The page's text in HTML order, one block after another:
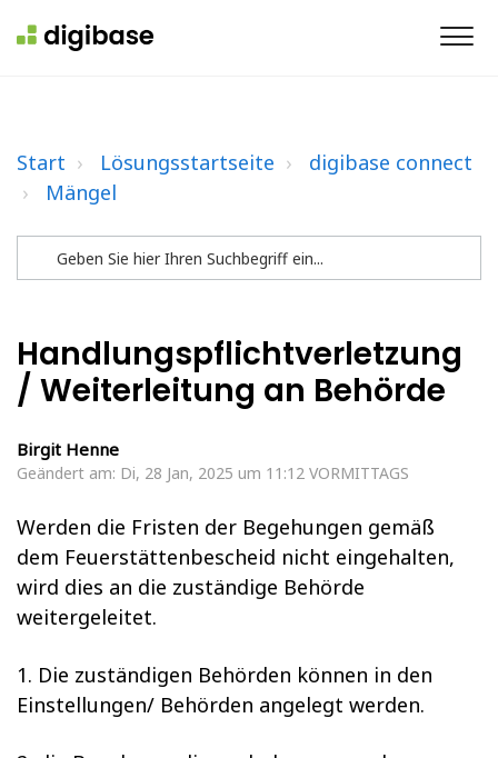
Start Lösungsstartseite
digibase connect
Mängel
Handlungspflichtverletzung
/ Weiterleitung an Behörde
Birgit Henne
Geändert am: Di, 28 Jan, 2025 um 11:12 VORMITTAGS
Werden die Fristen der Begehungen gemäß
dem Feuerstättenbescheid nicht eingehalten,
wird dies an die zuständige Behörde
weitergeleitet.
1. Die zuständigen Behörden können in den
Einstellungen/ Behörden angelegt werden.